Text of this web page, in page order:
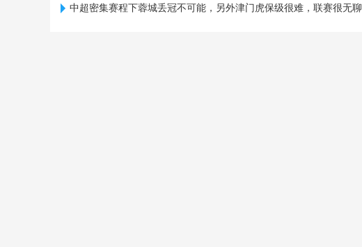
中超密集赛程下蓉城丢冠不可能，另外津门虎保级很难，联赛很无聊